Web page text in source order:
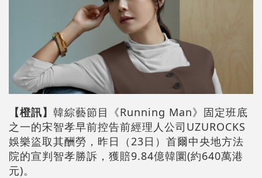
【橙訊】 韓綜藝節目《Running Man》固定班底
之一的宋智孝早前控告前經理人公司UZUROCKS
娛樂盜取其酬勞，昨日（23日）首爾中央地方法
院的宣判智孝勝訴，獲賠9.84億韓圜(約640萬港
元)。